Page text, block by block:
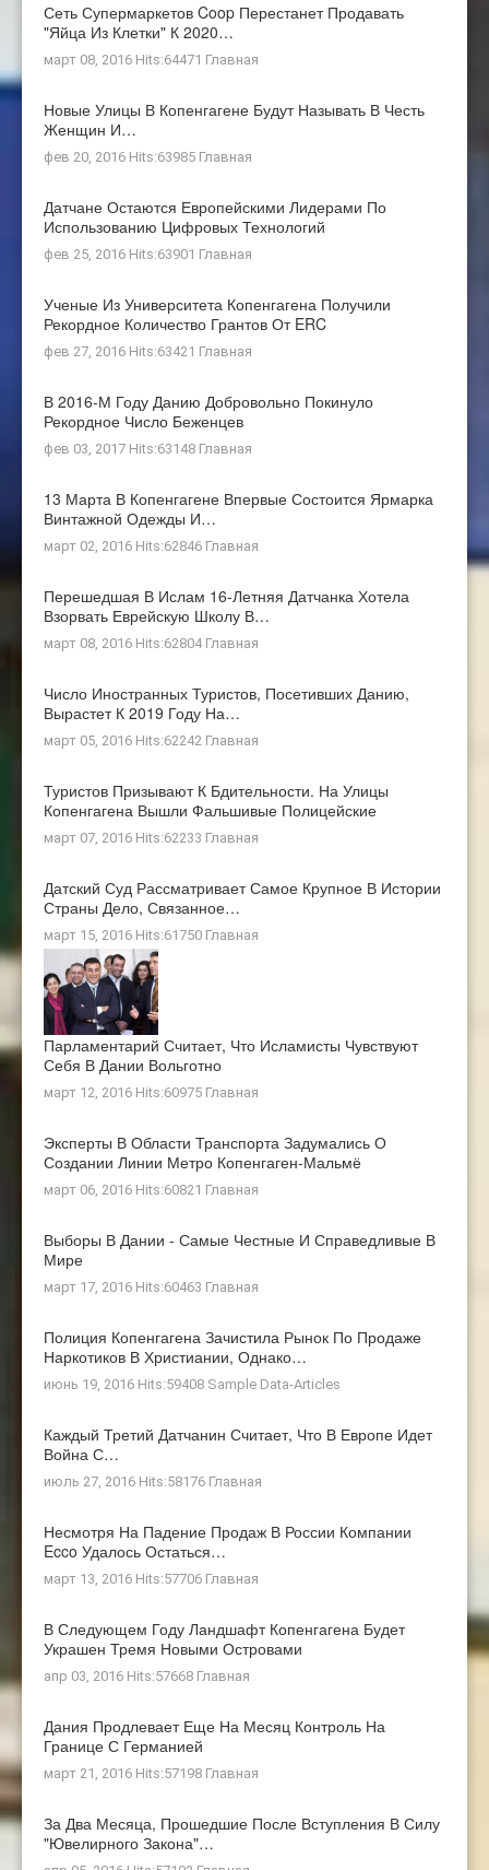
Сеть Супермаркетов Coop Перестанет Продавать
"яйца Из Клетки" К 2020…
март 08, 2016 Hits:64471 Главная
Новые Улицы В Копенгагене Будут Называть В Честь
Женщин И…
фев 20, 2016 Hits:63985 Главная
Датчане Остаются Европейскими Лидерами По
Использованию Цифровых Технологий
фев 25, 2016 Hits:63901 Главная
Ученые Из Университета Копенгагена Получили
Рекордное Количество Грантов От ERC
фев 27, 2016 Hits:63421 Главная
В 2016-М Году Данию Добровольно Покинуло
Рекордное Число Беженцев
фев 03, 2017 Hits:63148 Главная
13 Марта В Копенгагене Впервые Состоится Ярмарка
Винтажной Одежды И…
март 02, 2016 Hits:62846 Главная
Перешедшая В Ислам 16-Летняя Датчанка Хотела
Взорвать Еврейскую Школу В…
март 08, 2016 Hits:62804 Главная
Число Иностранных Туристов, Посетивших Данию,
Вырастет К 2019 Году На…
март 05, 2016 Hits:62242 Главная
Туристов Призывают К Бдительности. На Улицы
Копенгагена Вышли Фальшивые Полицейские
март 07, 2016 Hits:62233 Главная
Датский Суд Рассматривает Самое Крупное В Истории
Страны Дело, Связанное…
март 15, 2016 Hits:61750 Главная
Парламентарий Считает, Что Исламисты Чувствуют
Себя В Дании Вольготно
март 12, 2016 Hits:60975 Главная
Эксперты В Области Транспорта Задумались О
Создании Линии Метро Копенгаген-Мальмё
март 06, 2016 Hits:60821 Главная
Выборы В Дании - Самые Честные И Справедливые В
Мире
март 17, 2016 Hits:60463 Главная
Полиция Копенгагена Зачистила Рынок По Продаже
Наркотиков В Христиании, Однако…
июнь 19, 2016 Hits:59408 Sample Data-Articles
Каждый Третий Датчанин Считает, Что В Европе Идет
Война С…
июль 27, 2016 Hits:58176 Главная
Несмотря На Падение Продаж В России Компании
Ecco Удалось Остаться…
март 13, 2016 Hits:57706 Главная
В Следующем Году Ландшафт Копенгагена Будет
Украшен Тремя Новыми Островами
апр 03, 2016 Hits:57668 Главная
Дания Продлевает Еще На Месяц Контроль На
Границе С Германией
март 21, 2016 Hits:57198 Главная
За Два Месяца, Прошедшие После Вступления В Силу
"ювелирного Закона"…